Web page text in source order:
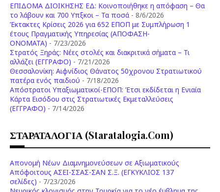
ΕΠΙΔΟΜΑ ΔΙΟΙΚΗΣΗΣ ΕΔ: Κοινοποιήθηκε η απόφαση – Θα
το λάβουν και 700 Υπξκοι – Τα ποσά - 8/6/2026
Έκτακτες Κρίσεις 2026 για 652 ΕΠΟΠ με Συμπλήρωση 1
έτους Πραγματικής Υπηρεσίας (ΑΠΟΦΑΣΗ-
ONOMATA) - 7/23/2026
Στρατός Ξηράς: Νέες στολές και διακριτικά σήματα – Τι
αλλάζει (ΕΓΓΡΑΦΟ) - 7/21/2026
Θεσσαλονίκη: Αιφνίδιος Θάνατος 50χρονου Στρατιωτικού
πατέρα ενός παιδιού - 7/18/2026
Απόστρατοι Υπαξιωματικοί-ΕΠΟΠ: Έτσι εκδίδεται η Ενιαία
Κάρτα Εισόδου στις Στρατιωτικές Εκμεταλλεύσεις
(ΕΓΓΡΑΦΟ) - 7/14/2026
ΣΤΑΡΑΤΑΛΟΓΙΑ (staratalogia.com)
Απονομή Νέων Διαμνημονεύσεων σε Αξιωματικούς
Απόφοιτους ΑΣΕΙ-ΣΣΑΣ-ΣΑΝ Σ.Ξ. (ΕΓΚΥΚΛΙΟΣ 137
σελίδες) - 7/23/2026